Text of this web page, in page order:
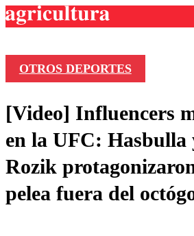
Frecuencias
Agricultura TV
Deportes
Colo Colo
Motor
Entretención
Noticias
Vida Social
OTROS DEPORTES
[Video] Influencers
en la UFC: Hasbulla
Rozik
pelea fuera del